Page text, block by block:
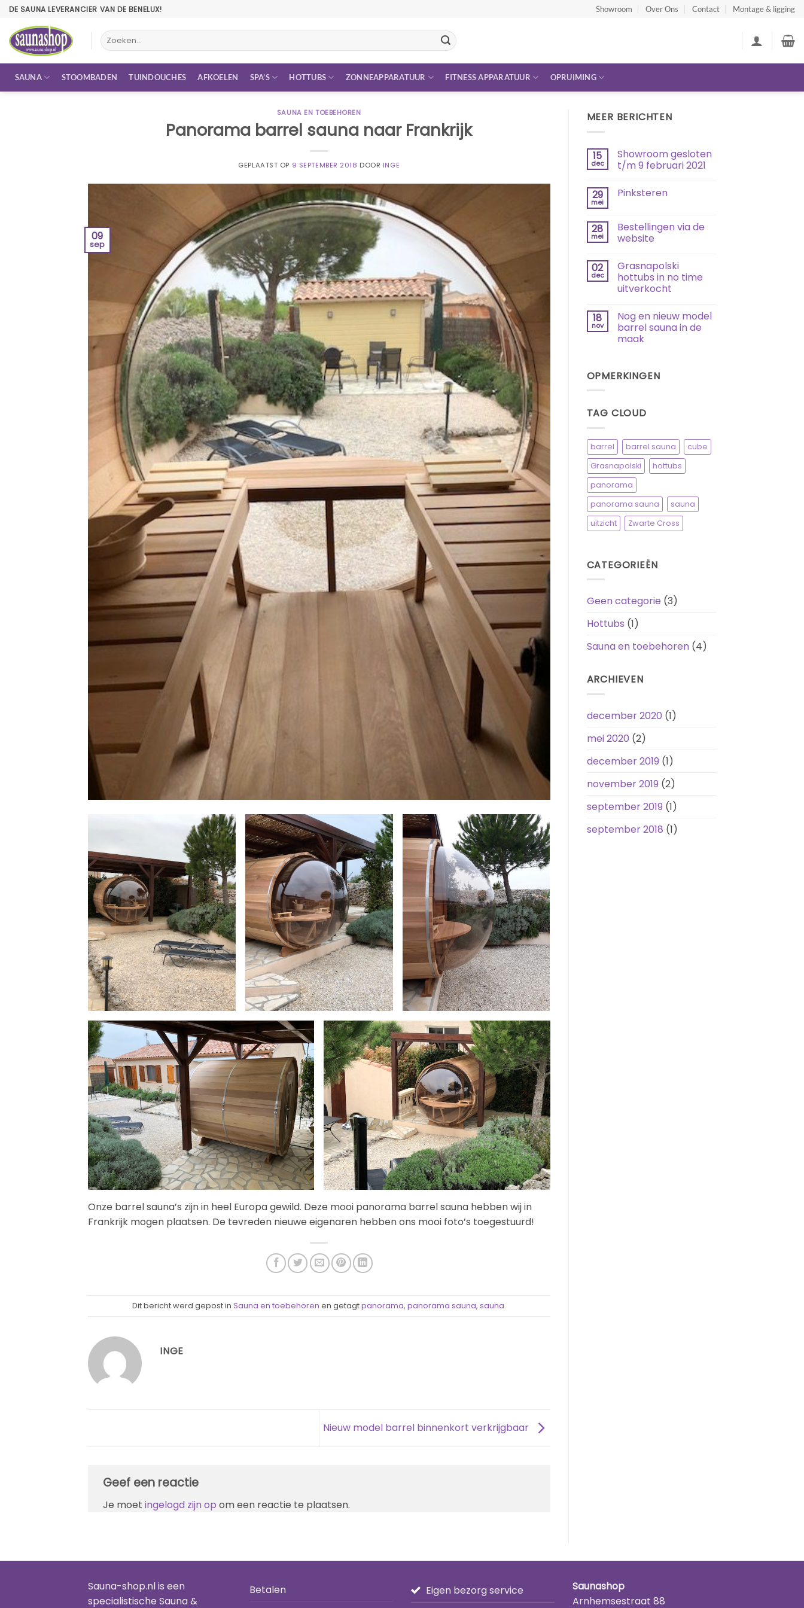
Ga
inhoud
DE SAUNA LEVERANCIER VAN DE BENELUX! Showroom Over Ons Contact Montage & ligging
Zoeken
naar:
SAUNA STOOMBADEN TUINDOUCHES AFKOELEN SPA’S HOTTUBS ZONNEAPPARATUUR FITNESS APPARATUUR OPRUIMING
SAUNA EN TOEBEHOREN
Panorama barrel sauna naar Frankrijk
GEPLAATST OP 9 SEPTEMBER 2018 DOOR INGE
09
sep
Onze barrel sauna’s zijn in heel Europa gewild. Deze mooi panorama barrel sauna hebben wij in
Frankrijk mogen plaatsen. De tevreden nieuwe eigenaren hebben ons mooi foto’s toegestuurd!
Dit bericht werd gepost in Sauna en toebehoren en getagtpanorama, panorama sauna, sauna.
INGE
Nieuw model barrel binnenkort verkrijgbaar
Geef een reactie
Je moet ingelogd zijn op om een reactie te plaatsen.
MEER BERICHTEN
15
dec
Showroom gesloten
t/m 9 februari 2021
op
9
februari
2021
29
mei
Pinksteren
Pinksteren
28
mei
Bestellingen via de
website
op
Bestellingen
via
de
02
dec
Grasnapolski
hottubs in no time
uitverkocht
op
Grasnapolski
hottubs
in
18
nov
Nog en nieuw model
barrel sauna in de
maak
Nog
en
sauna
OPMERKINGEN
TAG CLOUD
barrel barrel sauna
cube
Grasnapolski
hottubs
panorama
panorama sauna
sauna
uitzicht
Zwarte Cross
CATEGORIEËN
Geen categorie (3)
Hottubs (1)
Sauna en toebehoren(4)
ARCHIEVEN
december 2020 (1)
mei 2020 (2)
december 2019 (1)
november 2019 (2)
september 2019 (1)
september 2018 (1)
Sauna-shop.nl is een
specialistische Sauna &
Betalen
Eigen bezorg service
Saunashop
Arnhemsestraat 88